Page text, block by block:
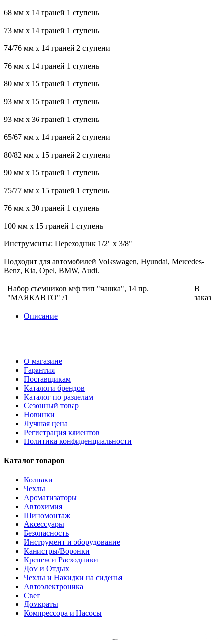
68 мм х 14 граней 1 ступень
73 мм х 14 граней 1 ступень
74/76 мм х 14 граней 2 ступени
76 мм х 14 граней 1 ступень
80 мм х 15 граней 1 ступень
93 мм х 15 граней 1 ступень
93 мм х 36 граней 1 ступень
65/67 мм х 14 граней 2 ступени
80/82 мм х 15 граней 2 ступени
90 мм х 15 граней 1 ступень
75/77 мм х 15 граней 1 ступень
76 мм х 30 граней 1 ступень
100 мм х 15 граней 1 ступень
Инструменты: Переходник 1/2" х 3/8"
Подходит для автомобилей Volkswagen, Hyundai, Mercedes-
Benz, Kia, Opel, BMW, Audi.
Набор съемников м/ф тип "чашка", 14 пр.
"МАЯКАВТО" /1_
В
заказ
Описание
О магазине
Гарантия
Поставщикам
Каталоги брендов
Каталог по разделам
Сезонный товар
Новинки
Лучшая цена
Регистрация клиентов
Политика конфиденциальности
Каталог товаров
Колпаки
Чехлы
Ароматизаторы
Автохимия
Шиномонтаж
Аксессуары
Безопасность
Инструмент и оборудование
Канистры/Воронки
Крепеж и Расходники
Дом и Отдых
Чехлы и Накидки на сиденья
Автоэлектроника
Свет
Домкраты
Компрессора и Насосы